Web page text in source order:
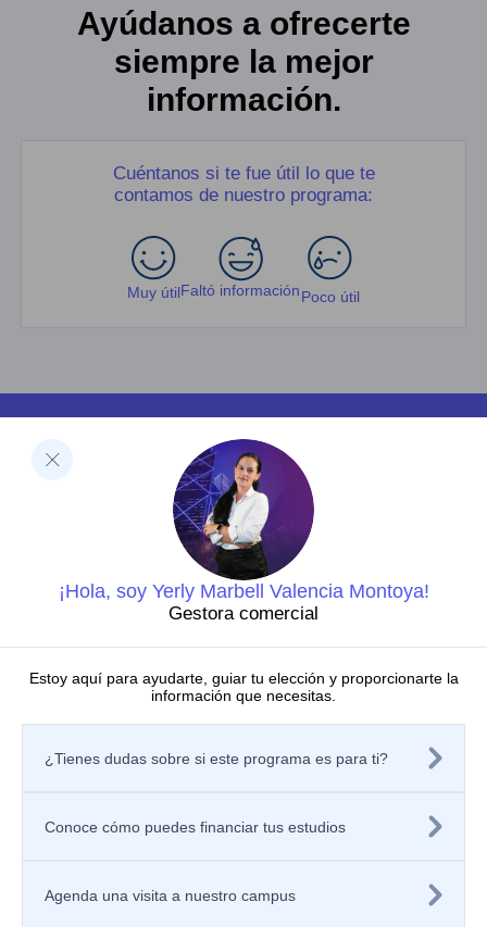
Ayúdanos a ofrecerte
siempre la mejor
información.
Cuéntanos si te fue útil lo que te
contamos de nuestro programa:
Muy útilFaltó informaciónPoco útil
¡Hola, soy Yerly Marbell Valencia Montoya!
Gestora comercial
Estoy aquí para ayudarte, guiar tu elección y proporcionarte la
información que necesitas.
¿Tienes dudas sobre si este programa es para ti?
Conoce cómo puedes financiar tus estudios
Agenda una visita a nuestro campus
Ciencias de la Salud
Negocios y Economía
Barberi de Ingeniería, Diseño y Ciencias Aplicadas
Ciencias Humanas
Decanatura de Innovación Educativa y Fortalecimiento
Dirección de Investigaciones
Grupos de investigación
Semilleros de investigación
Proyectos de investigación
Directorio de investigadores
Nuestras publicaciones
Tratamiento de datos personales
Mecanismos o canales de atención
Registra tu PQRSF